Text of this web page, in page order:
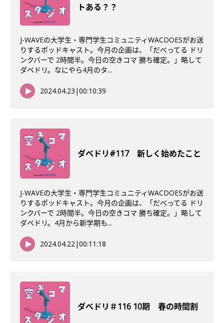
トある？？
J-WAVEの大学生・専門学生コミュニティWACDOESがお送
りするポッドキャスト。今月の企画は、「だべってる ドリ
ンクバーで 2時間半。今日の空きコマ 勝ち確定。」略して
ダベドリ。なにやら4月のタ...
2024.04.23 |00:10:39
ダベドリ#117 新しく始めたこと
J-WAVEの大学生・専門学生コミュニティWACDOESがお送
りするポッドキャスト。今月の企画は、「だべってる ドリ
ンクバーで 2時間半。今日の空きコマ 勝ち確定。」略して
ダベドリ。4月から新学期も...
2024.04.22|00:11:18
ダべドリ＃116 10期 春の時間割